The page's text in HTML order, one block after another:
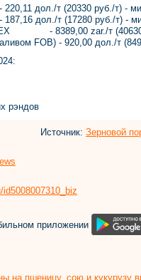
дол./т (20330 руб./т) -
дол./т (17280 руб./т) -
- 8389,00 zar./т (40630
FOB) - 920,00 дол./т
рэндов
Источник: Зерновой
приложении
на пшеницу, сою и кукурузу